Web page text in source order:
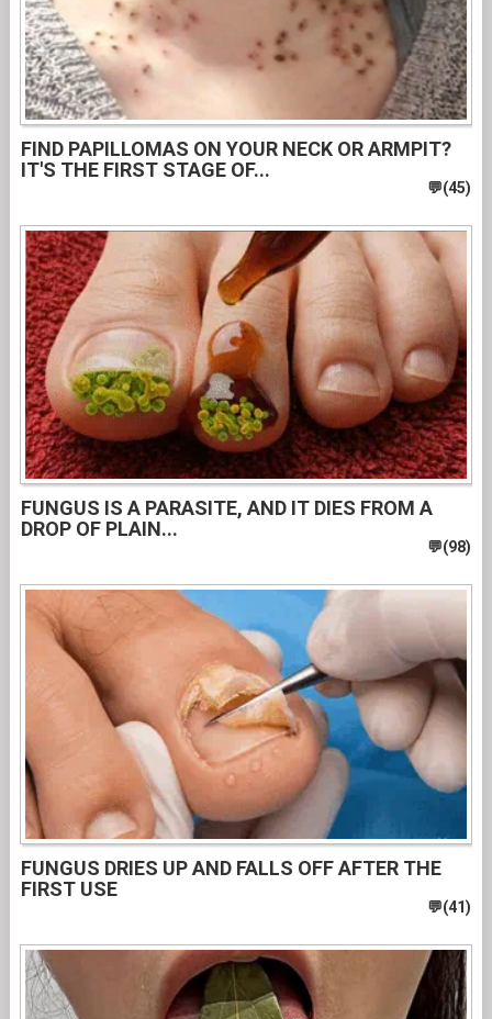
FIND PAPILLOMAS ON YOUR NECK OR ARMPIT?
IT'S THE FIRST STAGE OF...
FUNGUS IS A PARASITE, AND IT DIES FROM A
DROP OF PLAIN...
FUNGUS DRIES UP AND FALLS OFF AFTER THE
FIRST USE